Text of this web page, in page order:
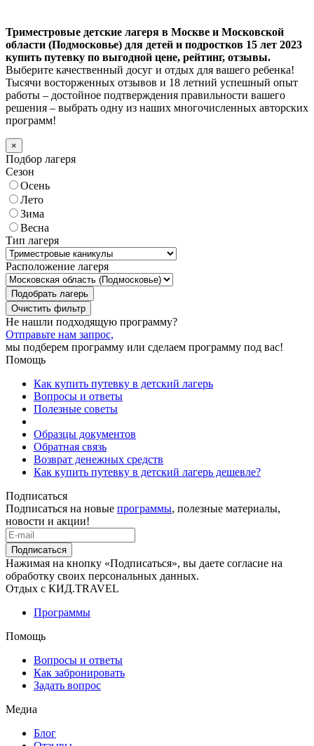
Триместровые детские лагеря в Москве и Московской
области (Подмосковье) для детей и подростков 15 лет 2023
купить путевку по выгодной цене, рейтинг, отзывы.
Выберите качественный досуг и отдых для вашего ребенка!
Тысячи восторженных отзывов и 18 летний успешный опыт
работы – достойное подтверждения правильности вашего
решения – выбрать одну из наших многочисленных авторских
программ!
×
Подбор лагеря
Сезон
Осень
Лето
Зима
Весна
Тип лагеря
Расположение лагеря
Подобрать лагерь
Не нашли подходящую программу?
Отправьте нам запрос,
мы подберем программу или сделаем программу под вас!
Помощь
Как купить путевку в детский лагерь
Вопросы и ответы
Полезные советы
Образцы документов
Обратная связь
Возврат денежных средств
Как купить путевку в детский лагерь дешевле?
Подписаться
Подписаться на новые программы, полезные материалы,
новости и акции!
Подписаться
Нажимая на кнопку «Подписаться», вы даете согласие на
обработку своих персональных данных.
Отдых с КИД.TRAVEL
Программы
Помощь
Вопросы и ответы
Как забронировать
Задать вопрос
Медиа
Блог